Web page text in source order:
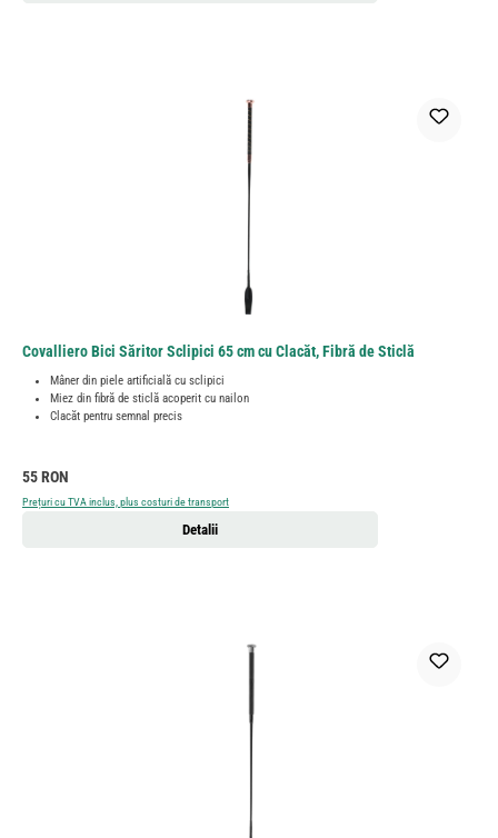
Covalliero Bici Săritor Sclipici 65 cm cu Clacăt, Fibră de Sticlă
Mâner din piele artificială cu sclipici
Miez din fibră de sticlă acoperit cu nailon
Clacăt pentru semnal precis
Preț obișnuit:
55 RON
Prețuri cu TVA inclus, plus costuri de transport
Detalii